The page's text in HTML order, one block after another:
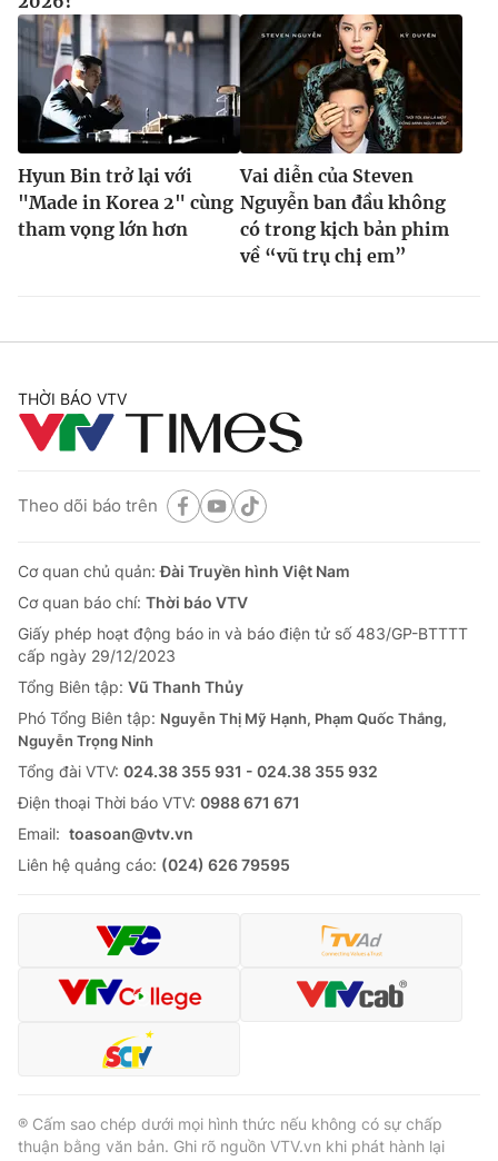
Hyun Bin trở lại với
"Made in Korea 2" cùng
tham vọng lớn hơn
Vai diễn của Steven
Nguyễn ban đầu không
có trong kịch bản phim
về “vũ trụ chị em”
THỜI BÁO VTV
Theo dõi báo trên
Cơ quan chủ quản:Đài Truyền hình Việt Nam
Cơ quan báo chí: Thời báo VTV
Giấy phép hoạt động báo in và báo điện tử số 483/GP-BTTTT
cấp ngày 29/12/2023
Tổng Biên tập: Vũ Thanh Thủy
Phó Tổng Biên tập: Nguyễn Thị Mỹ Hạnh, Phạm Quốc Thắng,
Nguyễn Trọng Ninh
Tổng đài VTV: 024.38 355 931 - 024.38 355 932
Ðiện thoại Thời báo VTV: 0988 671 671
Email: toasoan@vtv.vn
Liên hệ quảng cáo: (024) 626 79595
® Cấm sao chép dưới mọi hình thức nếu không có sự chấp
thuận bằng văn bản. Ghi rõ nguồn VTV.vn khi phát hành lại